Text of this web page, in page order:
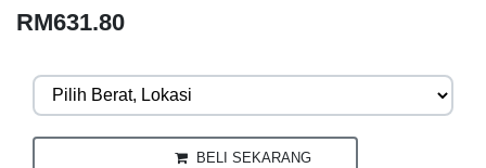
RM631.80
BELI SEKARANG